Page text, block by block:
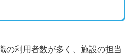
の利用者数が多く、施設の担当